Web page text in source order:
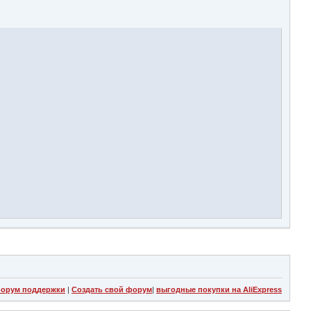
поддержки | Создать свой форум| выгодные покупки на AliExpress